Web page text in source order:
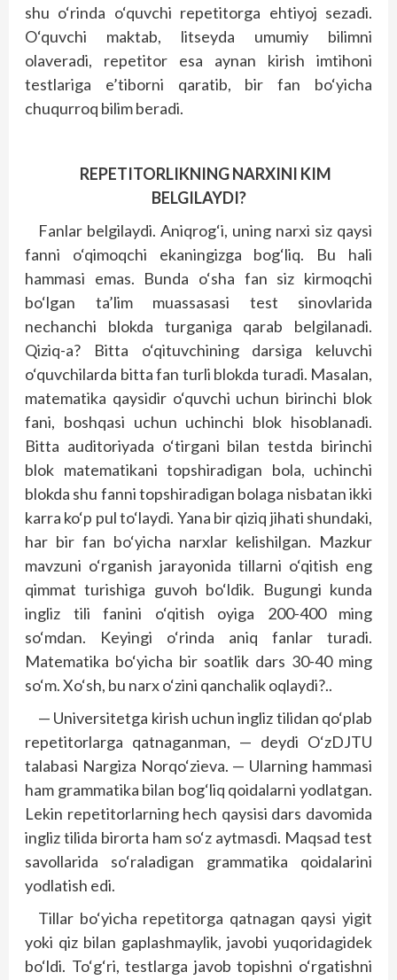
shu o‘rinda o‘quvchi repetitorga ehtiyoj sezadi.
O‘quvchi maktab, litseyda umumiy bilimni
olaveradi, repetitor esa aynan kirish imtihoni
testlariga e’tiborni qaratib, bir fan bo‘yicha
chuqurroq bilim beradi.
REPETITORLIKNING NARXINI KIM
BELGILAYDI?
Fanlar belgilaydi. Aniqrog‘i, uning narxi siz qaysi
fanni o‘qimoqchi ekaningizga bog‘liq. Bu hali
hammasi emas. Bunda o‘sha fan siz kirmoqchi
bo‘lgan ta’lim muassasasi test sinovlarida
nechanchi blokda turganiga qarab belgilanadi.
Qiziq-a? Bitta o‘qituvchining darsiga keluvchi
o‘quvchilarda bitta fan turli blokda turadi. Masalan,
matematika qaysidir o‘quvchi uchun birinchi blok
fani, boshqasi uchun uchinchi blok hisoblanadi.
Bitta auditoriyada o‘tirgani bilan test­da birinchi
blok matematikani topshiradigan bola, uchinchi
blokda shu fanni topshiradigan bolaga nisbatan ikki
karra ko‘p pul to‘laydi. Yana bir qiziq jihati shundaki,
har bir fan bo‘yicha narxlar kelishilgan. Mazkur
mavzuni o‘rganish jarayonida tillarni o‘qitish eng
qimmat turishiga guvoh bo‘ldik. Bugungi kunda
ingliz tili fanini o‘qitish oyiga 200-400 ming
so‘mdan. Keyingi o‘rinda aniq fanlar turadi.
Matematika bo‘yicha bir soatlik dars 30-40 ming
so‘m. Xo‘sh, bu narx o‘zini qanchalik oqlaydi?..
— Universitetga kirish uchun ing­liz tilidan qo‘plab
repetitorlarga qatnaganman, — deydi O‘zDJTU
talabasi Nargiza Norqo‘zieva. — Ularning hammasi
ham grammatika bilan bog‘liq qoidalarni yodlatgan.
Lekin repetitorlarning hech qaysisi dars davomida
ingliz tilida birorta ham so‘z aytmasdi. Maqsad test
savollarida so‘raladigan grammatika qoidalarini
yodlatish edi.
Tillar bo‘yicha repetitorga qatnagan qaysi yigit
yoki qiz bilan gaplashmaylik, javobi yuqoridagidek
bo‘ldi. To‘g‘ri, testlarga javob topishni o‘rgatishni